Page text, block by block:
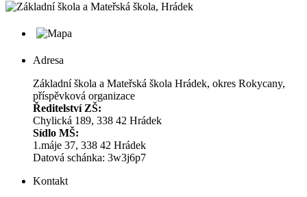
Adresa
Základní škola a Mateřská škola Hrádek, okres Rokycany,
příspěvková organizace
Ředitelství ZŠ:
Chylická 189, 338 42 Hrádek
Sídlo MŠ:
1.máje 37, 338 42 Hrádek
Datová schánka: 3w3j6p7
Kontakt